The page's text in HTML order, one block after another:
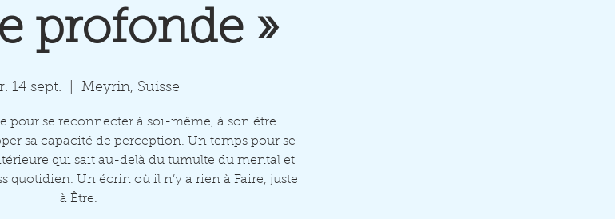
profonde »
14 sept. Meyrin, Suisse
pour se reconnecter à soi-même, à son être
sa capacité de perception. Un temps pour se
qui sait au-delà du tumulte du mental et
quotidien. Un écrin où il n’y a rien à Faire, juste
à Être.